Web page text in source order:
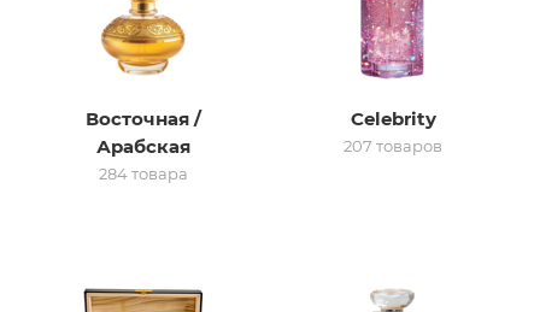
сертификатВосточная /
Арабская
284 товара
Celebrity
207 товаров